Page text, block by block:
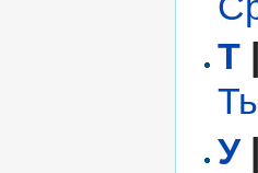
Т
Ть
У|